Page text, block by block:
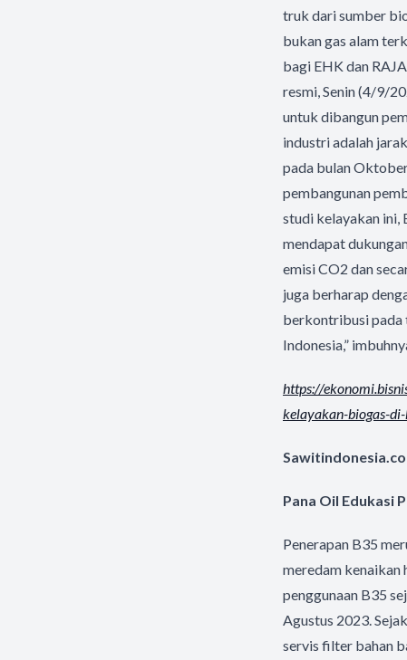
truk dari sumber
bukan gas alam
bagi EHK dan
resmi, Senin (4/9/
untuk dibangun
industri adalah
pada bulan
pembangunan
studi kelayakan ini,
mendapat
emisi CO2 dan
juga berharap
berkontribusi pada
Indonesia,”
https://
kelayakan-biogas-
Pana Oil Edukasi
Penerapan B35
meredam kenaikan
penggunaan B35
Agustus 2023.
servis filter bahan